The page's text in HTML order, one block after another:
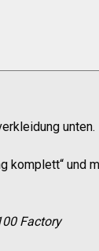
unten.
komplett“ und
Factory